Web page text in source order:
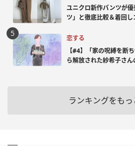
ユニクロ新作パンツが
ツ」と徹底比較＆着回し
恋する
【#4】「家の呪縛を断
ら解放された紗希子さん
ランキングをもっ